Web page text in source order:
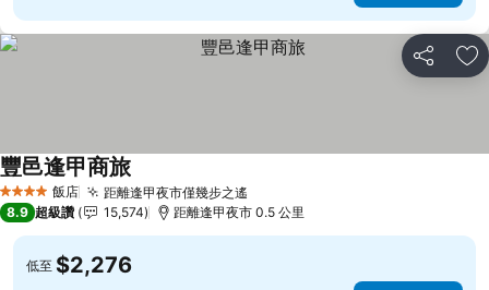
分享 加
4 星級 飯店 距離逢甲夜市僅幾步之遙
豐邑逢甲商旅查看價格
8.9 超級讚 15,574 距離逢甲夜市 0.5 公里
低至 $2,276